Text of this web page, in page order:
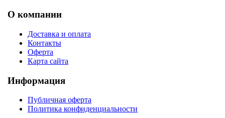
О компании
Доставка и оплата
Контакты
Оферта
Карта сайта
Информация
Публичная оферта
Политика конфиденциальности